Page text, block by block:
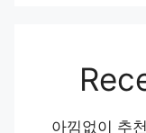
아낌없이 추